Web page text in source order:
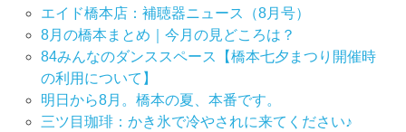
ー
シ
ョ
ン
エイド橋本店：補聴器ニュース（8月号）
8月の橋本まとめ｜今月の見どころは？
84みんなのダンススペース【橋本七夕まつり開催時
の利用について】
明日から8月。橋本の夏、本番です。
三ツ目珈琲：かき氷で冷やされに来てください♪